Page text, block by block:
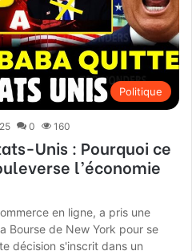
Politique
0 160
Unis : Pourquoi ce
l’économie
en ligne, a pris une
Bourse de New York pour se
décision s'inscrit dans un